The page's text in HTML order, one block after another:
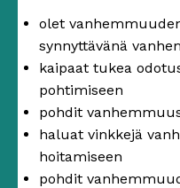
olet
synnyttävänä
kaipaat tukea
pohtimiseen
pohdit
haluat vinkkejä
hoitamiseen
pohdit